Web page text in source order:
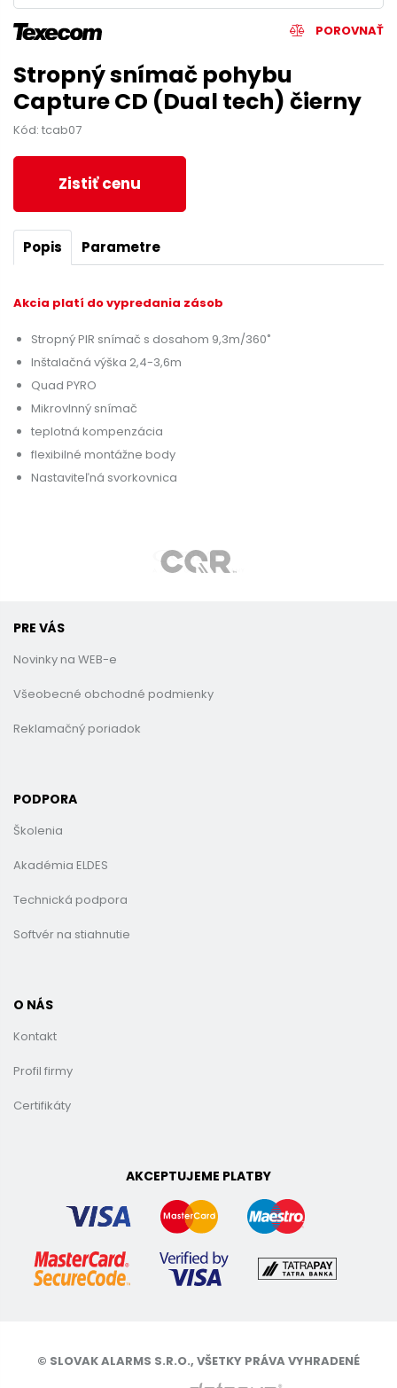
POROVNAŤ
Stropný snímač pohybu
Capture CD (Dual tech) čierny
Kód: tcab07
Zistiť cenu
Popis Parametre
Akcia platí do vypredania zásob
Stropný PIR snímač s dosahom 9,3m/360˚
Inštalačná výška 2,4-3,6m
Quad PYRO
Mikrovlnný snímač
teplotná kompenzácia
flexibilné montážne body
Nastaviteľná svorkovnica
PRE VÁS
Novinky na WEB-e
Všeobecné obchodné podmienky
Reklamačný poriadok
PODPORA
Školenia
Akadémia ELDES
Technická podpora
Softvér na stiahnutie
O NÁS
Kontakt
Profil firmy
Certifikáty
AKCEPTUJEME PLATBY
© SLOVAK ALARMS S.R.O., VŠETKY PRÁVA VYHRADENÉ